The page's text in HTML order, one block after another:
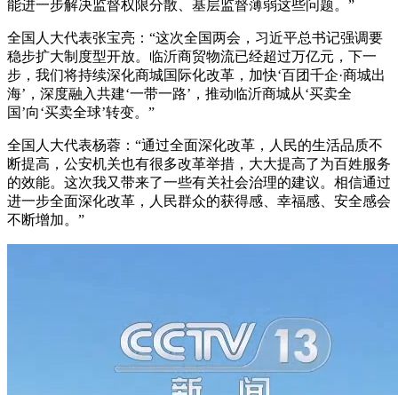
能进一步解决监督权限分散、基层监督薄弱这些问题。”
全国人大代表张宝亮：“这次全国两会，习近平总书记强调要
稳步扩大制度型开放。临沂商贸物流已经超过万亿元，下一
步，我们将持续深化商城国际化改革，加快‘百团千企·商城出
海’，深度融入共建‘一带一路’，推动临沂商城从‘买卖全
国’向‘买卖全球’转变。”
全国人大代表杨蓉：“通过全面深化改革，人民的生活品质不
断提高，公安机关也有很多改革举措，大大提高了为百姓服务
的效能。这次我又带来了一些有关社会治理的建议。相信通过
进一步全面深化改革，人民群众的获得感、幸福感、安全感会
不断增加。”